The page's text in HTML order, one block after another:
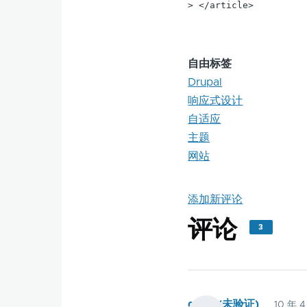
> </article>
自由标签
Drupal
响应式设计
自适应
主题
网站
添加新评论
评论 3
qietu (未验证) 10 年